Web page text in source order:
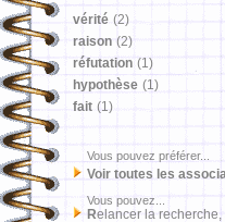
vérité (2)
raison (2)
réfutation (1)
hypothèse (1)
fait (1)
Vous pouvez préférer...
Voir toutes les
Vous pouvez...
Relancer la recherche,